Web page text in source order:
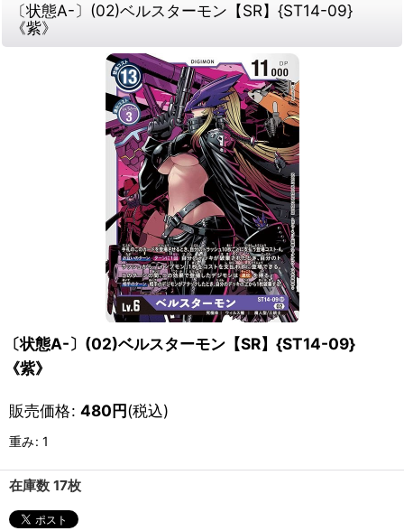
〔状態A-〕(02)ベルスターモン【SR】{ST14-09}
《紫》
〔状態A-〕(02)ベルスターモン【SR】{ST14-09}
《紫》
販売価格: 480円(税込)
重み: 1
在庫数 17枚